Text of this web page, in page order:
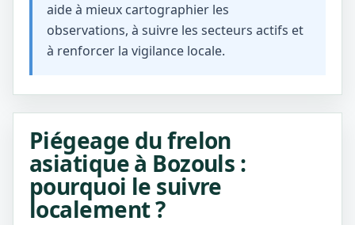
aide à mieux cartographier les
observations, à suivre les secteurs actifs et
à renforcer la vigilance locale.
Piégeage du frelon
asiatique à Bozouls :
pourquoi le suivre
localement ?